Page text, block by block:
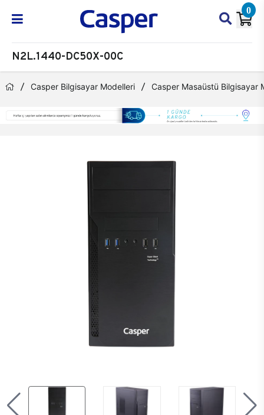
0
N2L.1440-DC50X-00C
Casper Bilgisayar Modelleri Casper Masaüstü Bilgisayar